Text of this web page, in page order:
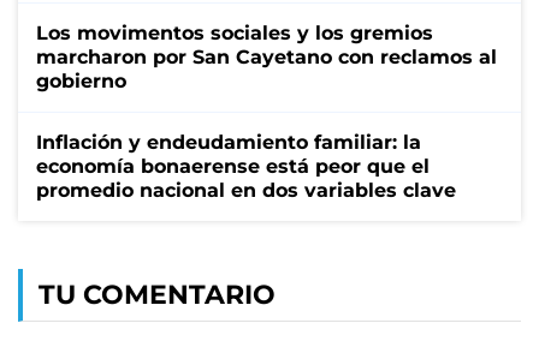
Los movimentos sociales y los gremios
marcharon por San Cayetano con reclamos al
gobierno
Inflación y endeudamiento familiar: la
economía bonaerense está peor que el
promedio nacional en dos variables clave
TU COMENTARIO